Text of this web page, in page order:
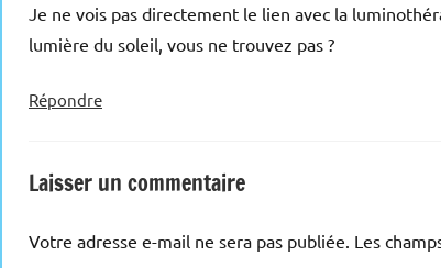
Je ne vois pas directement le lien avec la
lumière du soleil, vous ne trouvez pas ?
Répondre
Laisser un commentaire
Votre adresse e-mail ne sera pas publiée. Les